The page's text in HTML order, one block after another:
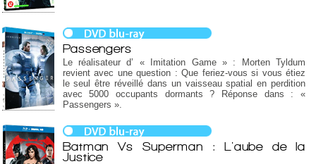
Passengers
Le réalisateur d’ « Imitation Game » : Morten Tyldum
revient avec une question : Que feriez-vous si vous étiez
le seul être réveillé dans un vaisseau spatial en perdition
avec 5000 occupants dormants ? Réponse dans : «
Passengers ».
Batman Vs Superman : L'aube de la
Justice